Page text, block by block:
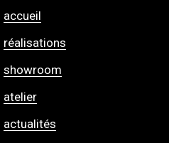
accueil
réalisations
showroom
atelier
actualités